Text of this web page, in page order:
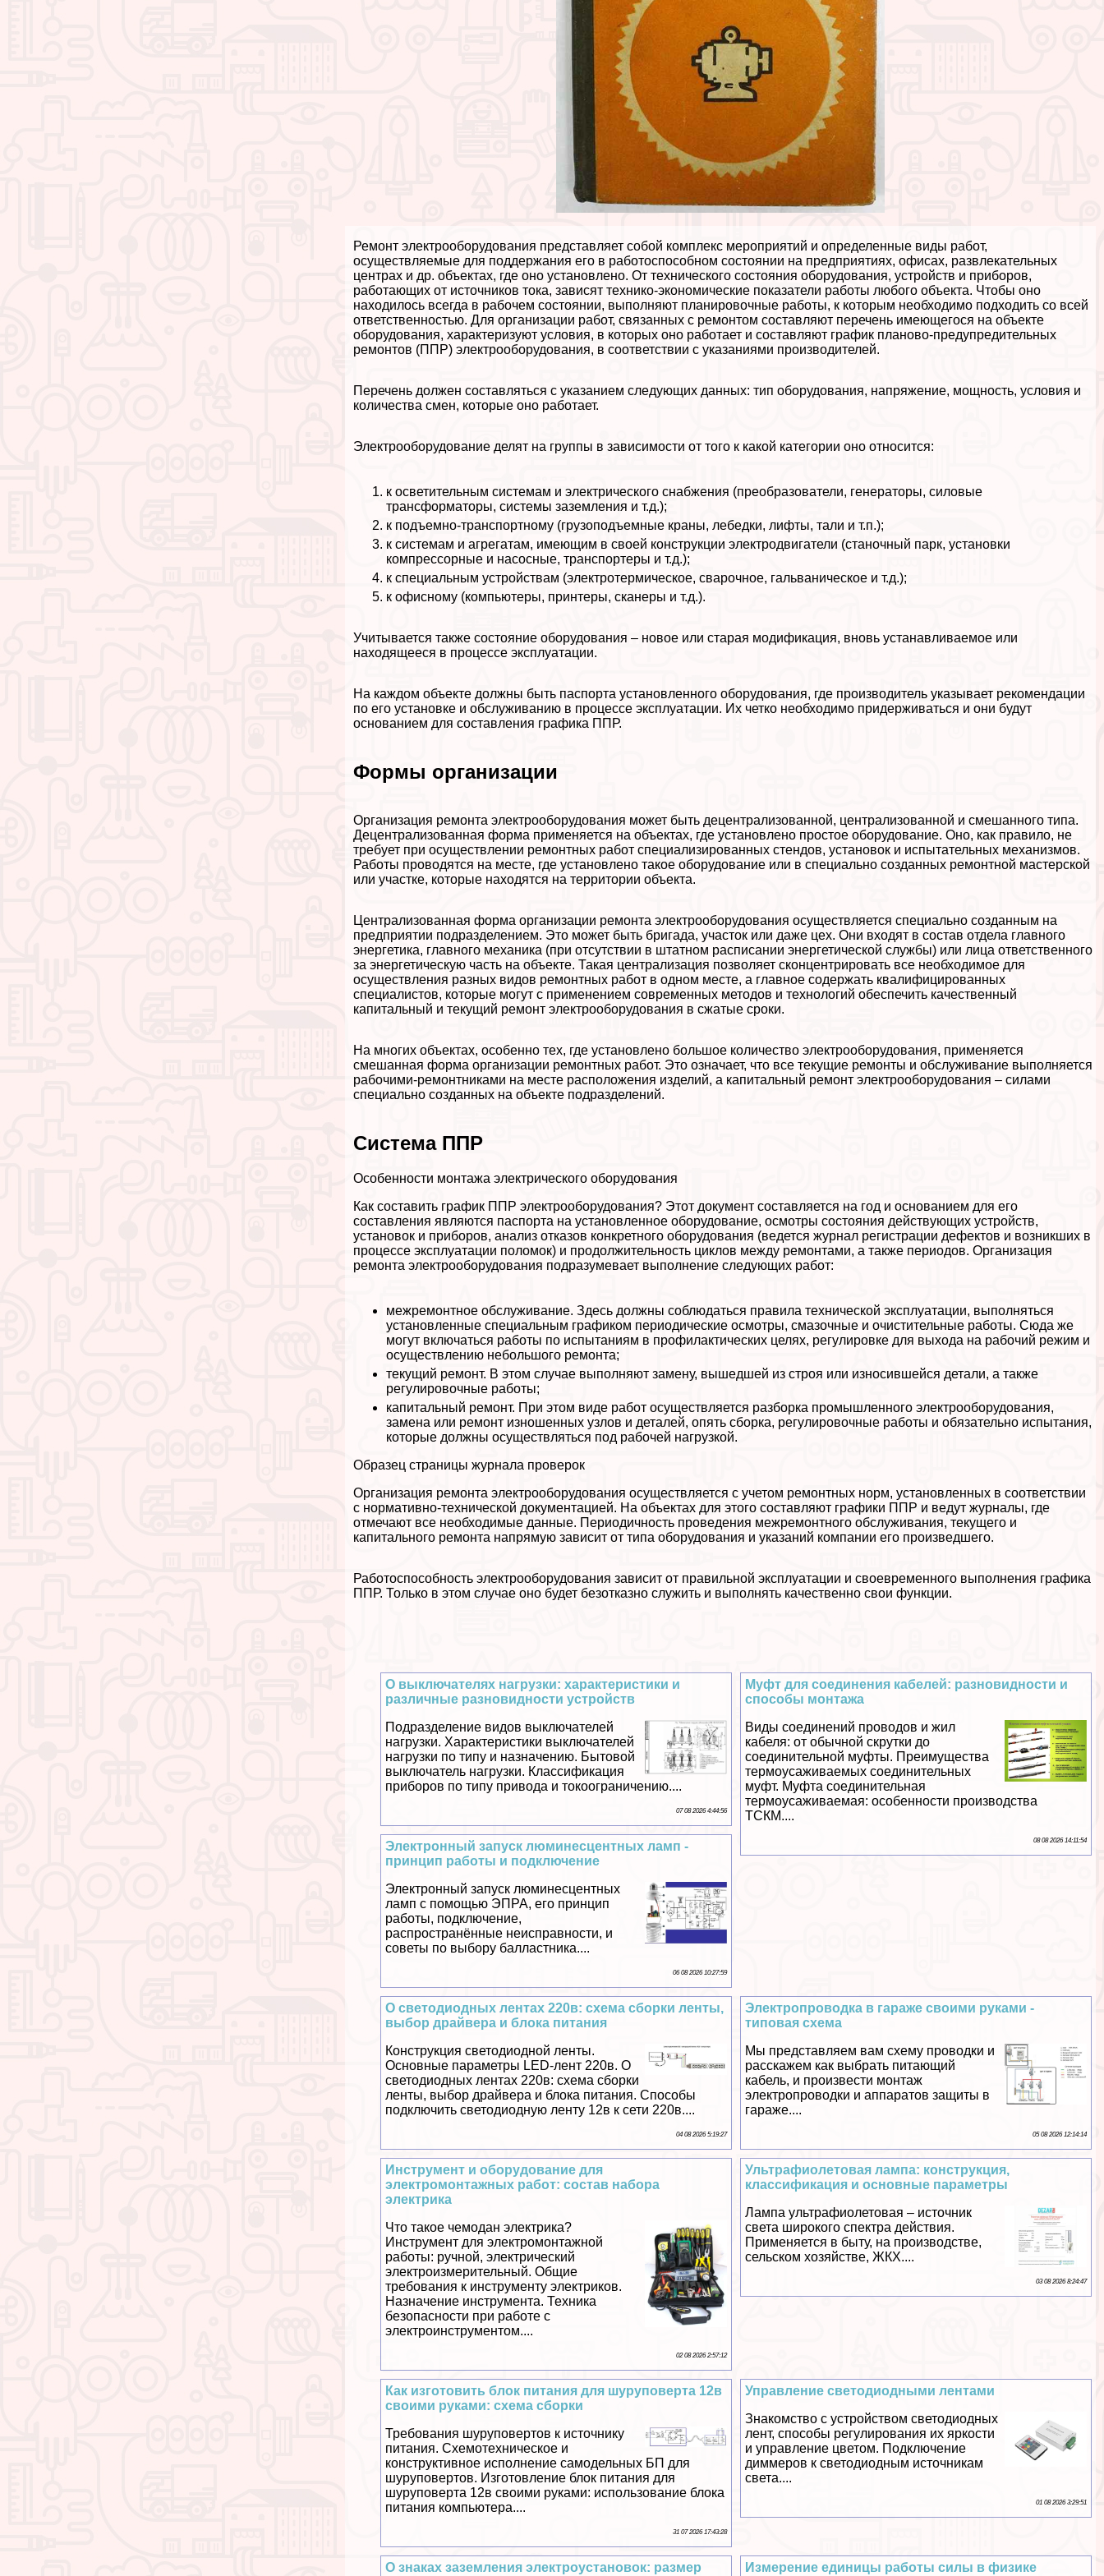
Ремонт электрооборудования представляет собой комплекс мероприятий и определенные виды работ,
осуществляемые для поддержания его в работоспособном состоянии на предприятиях, офисах, развлекательных
центрах и др. объектах, где оно установлено. От технического состояния оборудования, устройств и приборов,
работающих от источников тока, зависят технико-экономические показатели работы любого объекта. Чтобы оно
находилось всегда в рабочем состоянии, выполняют планировочные работы, к которым необходимо подходить со всей
ответственностью. Для организации работ, связанных с ремонтом составляют перечень имеющегося на объекте
оборудования, хаpaктеризуют условия, в которых оно работает и составляют график планово-предупредительных
ремонтов (ППР) электрооборудования, в соответствии с указаниями производителей.
Перечень должен составляться с указанием следующих данных: тип оборудования, напряжение, мощность, условия и
количества смен, которые оно работает.
Электрооборудование делят на группы в зависимости от того к какой категории оно относится:
к осветительным системам и электрического снабжения (преобразователи, генераторы, силовые
трaнcформаторы, системы заземления и т.д.);
к подъемно-трaнcпортному (грузоподъемные краны, лебедки, лифты, тали и т.п.);
к системам и агрегатам, имеющим в своей конструкции электродвигатели (станочный парк, установки
компрессорные и насосные, трaнcпортеры и т.д.);
к специальным устройствам (электротермическое, сварочное, гальваническое и т.д.);
к офисному (компьютеры, принтеры, сканеры и т.д.).
Учитывается также состояние оборудования – новое или старая модификация, вновь устанавливаемое или
находящееся в процессе эксплуатации.
На каждом объекте должны быть паспорта установленного оборудования, где производитель указывает рекомендации
по его установке и обслуживанию в процессе эксплуатации. Их четко необходимо придерживаться и они будут
основанием для составления графика ППР.
Формы организации
Организация ремонта электрооборудования может быть децентрализованной, централизованной и смешанного типа.
Децентрализованная форма применяется на объектах, где установлено простое оборудование. Оно, как правило, не
требует при осуществлении ремонтных работ специализированных стендов, установок и испытательных механизмов.
Работы проводятся на месте, где установлено такое оборудование или в специально созданных ремонтной мастерской
или участке, которые находятся на территории объекта.
Централизованная форма организации ремонта электрооборудования осуществляется специально созданным на
предприятии подразделением. Это может быть бригада, участок или даже цех. Они входят в состав отдела главного
энергетика, главного механика (при отсутствии в штатном расписании энергетической службы) или лица ответственного
за энергетическую часть на объекте. Такая централизация позволяет сконцентрировать все необходимое для
осуществления разных видов ремонтных работ в одном месте, а главное содержать квалифицированных
специалистов, которые могут с применением современных методов и технологий обеспечить качественный
капитальный и текущий ремонт электрооборудования в сжатые сроки.
На многих объектах, особенно тех, где установлено большое количество электрооборудования, применяется
смешанная форма организации ремонтных работ. Это означает, что все текущие ремонты и обслуживание выполняется
рабочими-ремонтниками на месте расположения изделий, а капитальный ремонт электрооборудования – силами
специально созданных на объекте подразделений.
Система ППР
Особенности монтажа электрического оборудования
Как составить график ППР электрооборудования? Этот документ составляется на год и основанием для его
составления являются паспорта на установленное оборудование, осмотры состояния действующих устройств,
установок и приборов, анализ отказов конкретного оборудования (ведется журнал регистрации дефектов и возникших в
процессе эксплуатации поломок) и продолжительность циклов между ремонтами, а также периодов. Организация
ремонта электрооборудования подразумевает выполнение следующих работ:
межремонтное обслуживание. Здесь должны соблюдаться правила технической эксплуатации, выполняться
установленные специальным графиком периодические осмотры, смaзoчные и очистительные работы. Сюда же
могут включаться работы по испытаниям в профилактических целях, регулировке для выхода на рабочий режим и
осуществлению небольшого ремонта;
текущий ремонт. В этом случае выполняют замену, вышедшей из строя или износившейся детали, а также
регулировочные работы;
капитальный ремонт. При этом виде работ осуществляется разборка промышленного электрооборудования,
замена или ремонт изношенных узлов и деталей, опять сборка, регулировочные работы и обязательно испытания,
которые должны осуществляться под рабочей нагрузкой.
Образец страницы журнала проверок
Организация ремонта электрооборудования осуществляется с учетом ремонтных норм, установленных в соответствии
с нормативно-технической документацией. На объектах для этого составляют графики ППР и ведут журналы, где
отмечают все необходимые данные. Периодичность проведения межремонтного обслуживания, текущего и
капитального ремонта напрямую зависит от типа оборудования и указаний компании его произведшего.
Работоспособность электрооборудования зависит от правильной эксплуатации и своевременного выполнения графика
ППР. Только в этом случае оно будет безотказно служить и выполнять качественно свои функции.
Муфт для соединения кабелей: разновидности и
способы монтажа
Виды соединений проводов и жил
кабеля: от обычной скрутки до
соединительной муфты. Преимущества
термоусаживаемых соединительных
муфт. Муфта соединительная
термоусаживаемая: особенности производства
ТСКМ....
08 08 2026 14:11:54
О выключателях нагрузки: хаpaктеристики и
различные разновидности устройств
Подразделение видов выключателей
нагрузки. Хаpaктеристики выключателей
нагрузки по типу и назначению. Бытовой
выключатель нагрузки. Классификация
приборов по типу привода и токоограничению....
07 08 2026 4:44:56
Электронный запуск люминесцентных ламп -
принцип работы и подключение
Электронный запуск люминесцентных
ламп с помощью ЭПРА, его принцип
работы, подключение,
распространённые неисправности, и
советы по выбору балластника....
06 08 2026 10:27:59
Электропроводка в гараже своими руками -
типовая схема
Мы представляем вам схему проводки и
расскажем как выбрать питающий
кабель, и произвести монтаж
электропроводки и аппаратов защиты в
гараже....
05 08 2026 12:14:14
О светодиодных лентах 220в: схема сборки ленты,
выбор драйвера и блока питания
Конструкция светодиодной ленты.
Основные параметры LED-лент 220в. О
светодиодных лентах 220в: схема сборки
ленты, выбор драйвера и блока питания. Способы
подключить светодиодную ленту 12в к сети 220в....
04 08 2026 5:19:27
Ультрафиолетовая лампа: конструкция,
классификация и основные параметры
Лампа ультрафиолетовая – источник
света широкого спектра действия.
Применяется в быту, на производстве,
сельском хозяйстве, ЖКХ....
03 08 2026 8:24:47
Инструмент и оборудование для
электромонтажных работ: состав набора
электрика
Что такое чемодан электрика?
Инструмент для электромонтажной
работы: ручной, электрический
электроизмерительный. Общие
требования к инструменту электриков.
Назначение инструмента. Техника
безопасности при работе с
электроинструментом....
02 08 2026 2:57:12
Управление светодиодными лентами
Знакомство с устройством светодиодных
лент, способы регулирования их яркости
и управление цветом. Подключение
диммеров к светодиодным источникам
света....
01 08 2026 3:29:51
Как изготовить блок питания для шуруповерта 12в
своими руками: схема сборки
Требования шуруповертов к источнику
питания. Схемотехническое и
конструктивное исполнение самодельных БП для
шуруповертов. Изготовление блок питания для
шуруповерта 12в своими руками: использование блока
питания компьютера....
31 07 2026 17:43:28
Измерение единицы работы силы в физике
О знаках заземления электроустановок: размер